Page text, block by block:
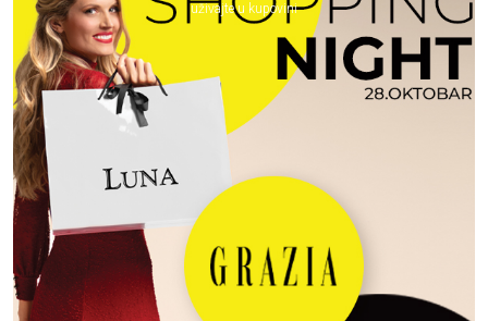
uživajte u kupovini